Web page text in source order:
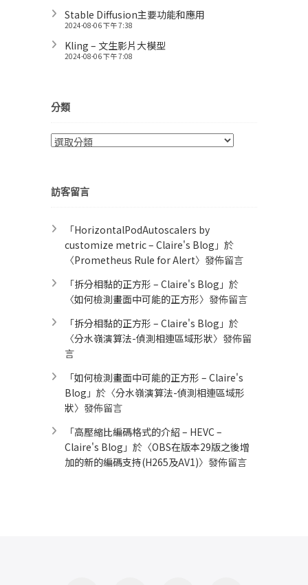
Stable Diffusion主要功能和應用
2024-08-06 下午 7:38
Kling – 文生影片大模型
2024-08-06 下午 7:08
分類
分
訪客留言
「HorizontalPodAutoscalers by
customize metric – Claire's Blog 」於
〈Prometheus Rule for Alert​〉發佈留言
「拆分相黏的正方形 – Claire's Blog 」於
〈如何檢測畫面中可能的正方形〉發佈留言
「拆分相黏的正方形 – Claire's Blog 」於
〈分水嶺演算法-偵測相連區域形狀〉發佈留
言
「如何檢測畫面中可能的正方形 – Claire's
Blog 」於〈分水嶺演算法-偵測相連區域形
狀〉發佈留言
「高壓縮比編碼格式的介紹 – HEVC –
Claire's Blog 」於〈OBS在版本29版之後增
加的新的編碼支持(H265及AV1)〉發佈留言